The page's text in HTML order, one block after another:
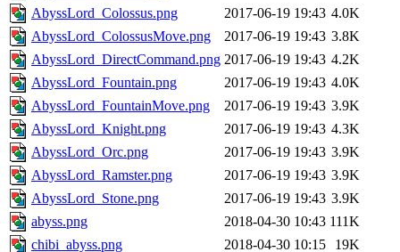
AbyssLord_Colossus.png
2017-06-19 19:43 4.0K
AbyssLord_ColossusMove.png
2017-06-19 19:43 3.8K
AbyssLord_DirectCommand.png 2017-06-19 19:43 4.2K
AbyssLord_Fountain.png
2017-06-19 19:43 4.0K
AbyssLord_FountainMove.png
2017-06-19 19:43 3.9K
AbyssLord_Knight.png
2017-06-19 19:43 4.3K
AbyssLord_Orc.png
2017-06-19 19:43 3.9K
AbyssLord_Ramster.png
2017-06-19 19:43 3.9K
AbyssLord_Stone.png
2017-06-19 19:43 3.9K
abyss.png
2018-04-30 10:43 111K
chibi_abyss.png
2018-04-30 10:15 19K